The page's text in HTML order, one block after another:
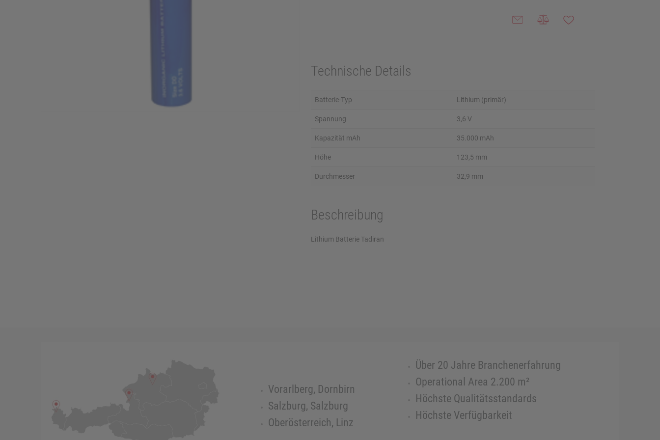
Technische Details
Batterie-Typ Lithium (primär)
Spannung 3,6 V
Kapazität mAh 35.000 mAh
Höhe 123,5 mm
Durchmesser 32,9 mm
Beschreibung
Lithium Batterie Tadiran
Vorarlberg, Dornbirn
Salzburg, Salzburg
Oberösterreich, Linz
Über 20 Jahre Branchenerfahrung
Operational Area 2.200 m²
Höchste Qualitätsstandards
Höchste Verfügbarkeit